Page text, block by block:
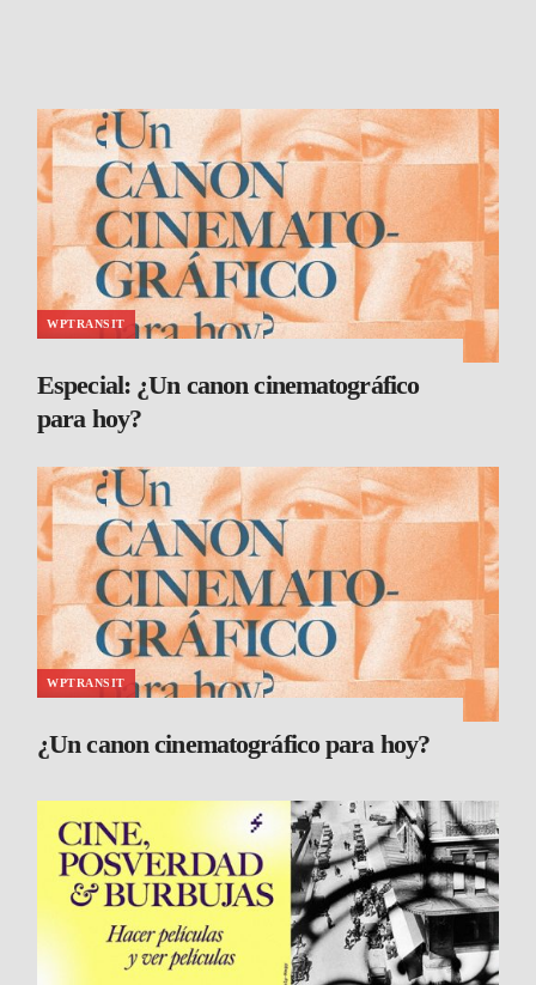
WPTRANSIT
Especial: ¿Un canon cinematográfico
para hoy?
WPTRANSIT
¿Un canon cinematográfico para hoy?